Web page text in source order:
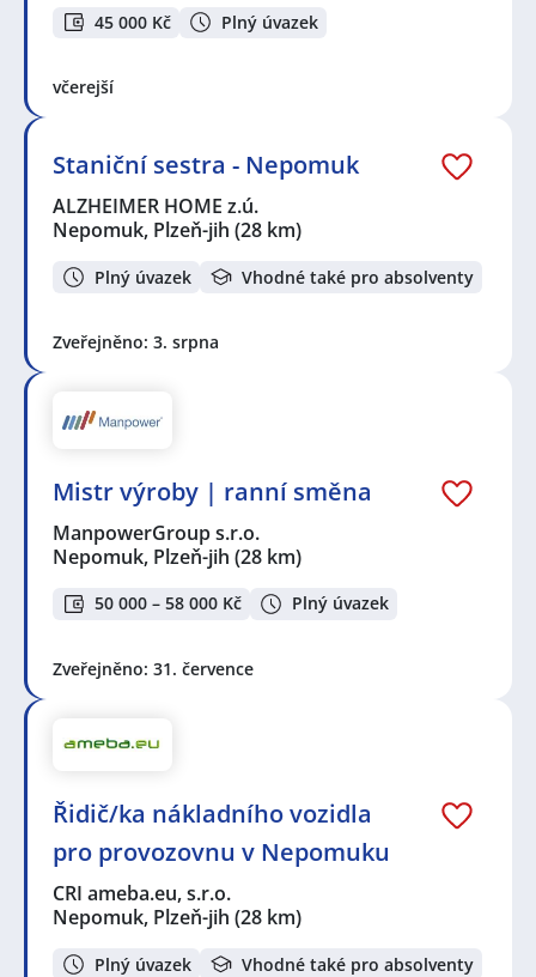
45 000 Kč Plný úvazek
včerejší
Staniční sestra - Nepomuk
ALZHEIMER HOME z.ú.
Nepomuk, Plzeň-jih (28 km)
Plný úvazek Vhodné také pro absolventy
Zveřejněno: 3. srpna
Mistr výroby | ranní směna
ManpowerGroup s.r.o.
Nepomuk, Plzeň-jih (28 km)
50 000 – 58 000 Kč Plný úvazek
Zveřejněno: 31. července
Řidič/ka nákladního vozidla
pro provozovnu v Nepomuku
CRI ameba.eu, s.r.o.
Nepomuk, Plzeň-jih (28 km)
Plný úvazek Vhodné také pro absolventy